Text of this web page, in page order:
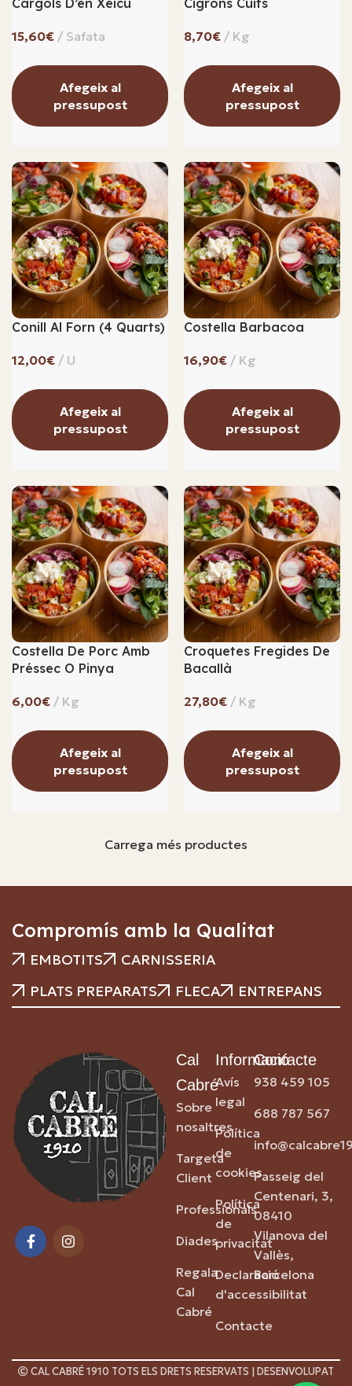
Cargols D’en Xeicu
€
Afegeix al
pressupost
Cigrons Cuits
€
Afegeix al
pressupost
Conill Al Forn (4 Quarts)
€
Afegeix al
pressupost
Costella Barbacoa
€
Afegeix al
pressupost
Costella De Porc Amb
Préssec O Pinya
€
Afegeix al
pressupost
Croquetes Fregides De
Bacallà
€
Afegeix al
pressupost
Carrega més productes
Compromís amb la Qualitat
EMBOTITS
CARNISSERIA
PLATS PREPARATS
FLECA ENTREPANS
Cal
Cabré
Sobre
nosaltres
Targeta
Client
Professionals
Diades
Regala
Cal
Cabré
Informació
Avís
legal
Política
de
cookies
Política
de
privacitat
Declaració
d'accessibilitat
Contacte
Contacte
938 459 105
688 787 567
Passeig del
Centenari, 3,
08410
Vilanova del
Vallès,
Barcelona
CAL CABRÉ 1910 TOTS ELS DRETS RESERVATS | DESENVOLUPAT